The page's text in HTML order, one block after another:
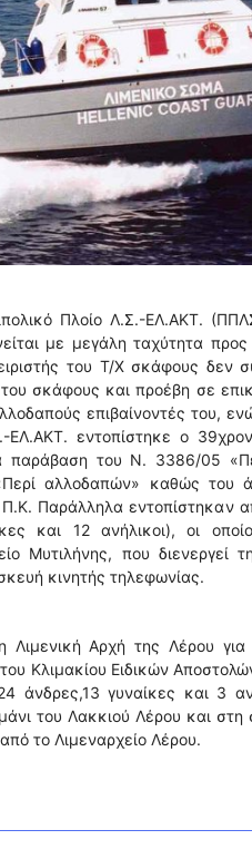
Πλοίο Λ.Σ.-ΕΛ.ΑΚΤ.
με μεγάλη ταχύτητα
του Τ/Χ σκάφους δεν
σκάφους και προέβη σε
επιβαίνοντές του,
εντοπίστηκε ο
παράβαση του Ν. 3386/05
αλλοδαπών» καθώς του
Παράλληλα εντοπίστηκαν
και 12 ανήλικοι), οι
Μυτιλήνης, που διενεργεί
κινητής τηλεφωνίας.
Λιμενική Αρχή της Λέρου
Κλιμακίου Ειδικών
άνδρες,13 γυναίκες και 3
του Λακκιού Λέρου και στη
το Λιμεναρχείο Λέρου.